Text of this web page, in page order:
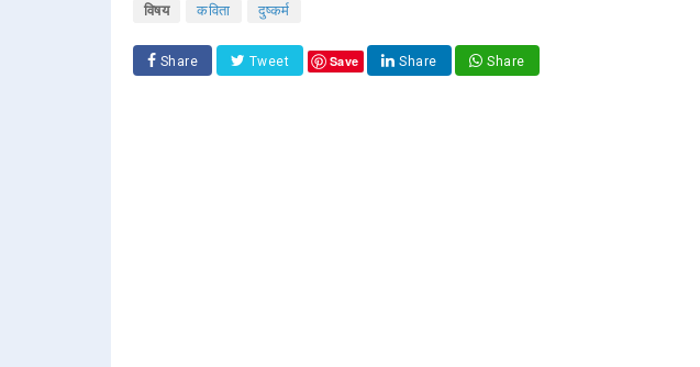
विषय कविता दुष्कर्म
Share Tweet Save Share Share